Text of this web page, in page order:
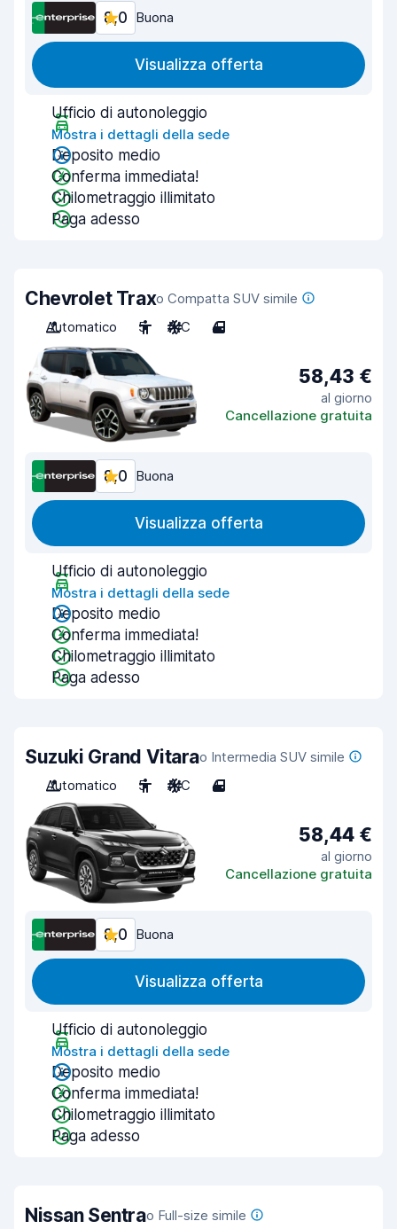
8,0 Buona
Visualizza offerta
Ufficio di autonoleggio
Mostra i dettagli della sede
Deposito medio
Conferma immediata!
Chilometraggio illimitato
Paga adesso
Chevrolet Traxo Compatta SUV simile
Automatico
5 A/C 4
58,43 €
al giorno
Cancellazione gratuita
8,0 Buona
Visualizza offerta
Ufficio di autonoleggio
Mostra i dettagli della sede
Deposito medio
Conferma immediata!
Chilometraggio illimitato
Paga adesso
Suzuki Grand Vitarao Intermedia SUV simile
Automatico
5 A/C 4
58,44 €
al giorno
Cancellazione gratuita
8,0 Buona
Visualizza offerta
Ufficio di autonoleggio
Mostra i dettagli della sede
Deposito medio
Conferma immediata!
Chilometraggio illimitato
Paga adesso
Nissan Sentrao Full-size simile